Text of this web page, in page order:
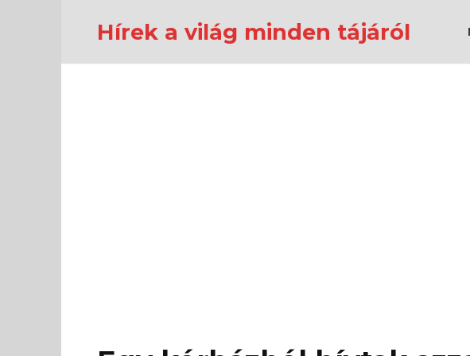
Hírek a világ minden tájáról